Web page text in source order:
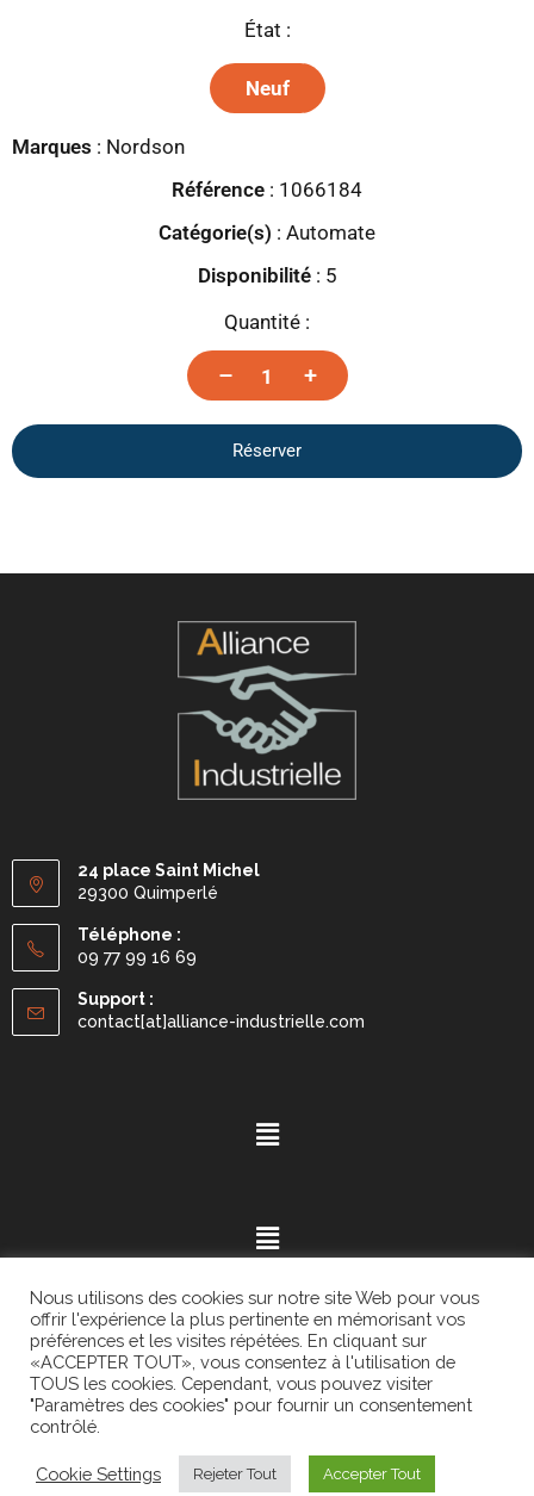
État :
Neuf
Marques : Nordson
Référence : 1066184
Catégorie(s) : Automate
Disponibilité: 5
Quantité :
– +
Réserver
24 place Saint Michel
29300 Quimperlé
Téléphone :
09 77 99 16 69
Support :
contact[at]alliance-industrielle.com
Mention légales - ©2021.Alvaria. All Rights Reserved.
Nous utilisons des cookies sur notre site Web pour vous
offrir l'expérience la plus pertinente en mémorisant vos
préférences et les visites répétées. En cliquant sur
«ACCEPTER TOUT», vous consentez à l'utilisation de
TOUS les cookies. Cependant, vous pouvez visiter
"Paramètres des cookies" pour fournir un consentement
contrôlé.
Cookie Settings Rejeter Tout Accepter Tout